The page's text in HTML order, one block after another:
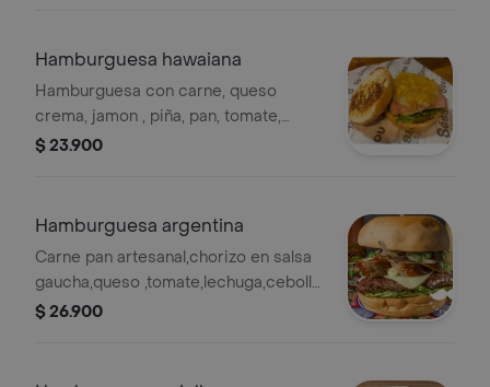
Hamburguesa hawaiana
Hamburguesa con carne, queso
crema, jamon , piña, pan, tomate,
lechuga, cebolla grille y salsas
$ 23.900
Hamburguesa argentina
Carne pan artesanal,chorizo en salsa
gaucha,queso ,tomate,lechuga,cebolla
salteada,y salsa sesamo con papas en
$ 26.900